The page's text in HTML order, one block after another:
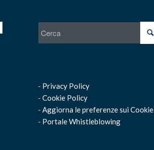
- Privacy Policy
-Cookie Policy
-Aggiorna le preferenze sui Cookie
- Portale Whistleblowing